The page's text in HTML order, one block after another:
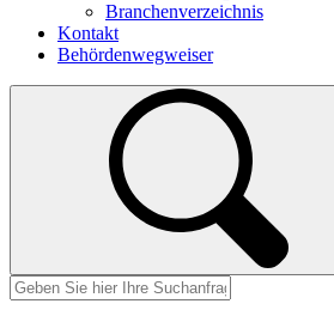
Branchenverzeichnis
Kontakt
Behördenwegweiser